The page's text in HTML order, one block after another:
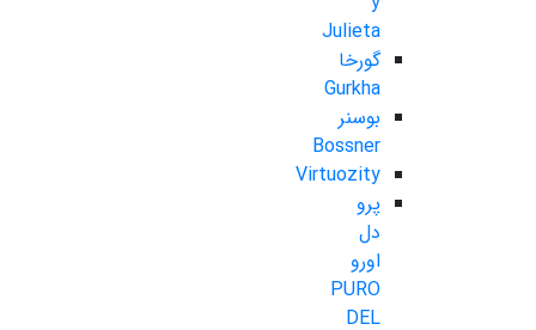
Julieta
گورخا
Gurkha
بوسنر
Bossner
Virtuozity
پرو
دل
اورو
PURO
DEL